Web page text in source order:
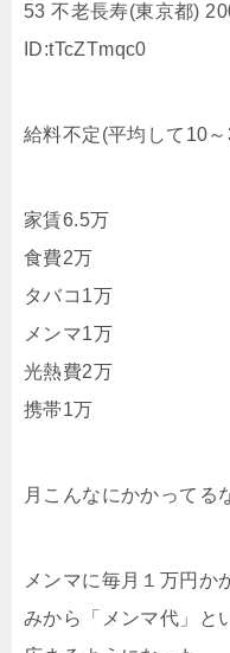
53 不老長寿(東京都)
ID:tTcZTmqc0
給料不定(平均して10
家賃6.5万
食費2万
タバコ1万
メンマ1万
光熱費2万
携帯1万
月こんなにかかってる
メンマに毎月１万円か
みから「メンマ代」と